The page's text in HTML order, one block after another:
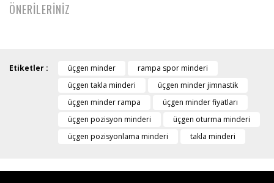
ÖNERİLERİNİZ
Etiketler : üçgen minder
rampa spor minderi
üçgen takla minderi
üçgen minder jimnastik
üçgen minder rampa
üçgen minder fiyatları
üçgen pozisyon minderi
üçgen oturma minderi
üçgen pozisyonlama minderi
takla minderi